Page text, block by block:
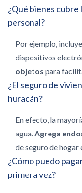
¿Qué bienes
personal?
Por ejemplo,
dispositivos
objetos para
¿El seguro de
huracán?
En efecto, la
agua.Agrega
de seguro de hogar
¿Cómo puedo
primera vez?